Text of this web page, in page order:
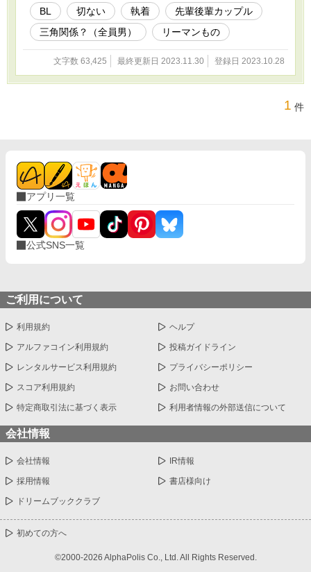
BL 切ない 執着
先輩後輩カップル
三角関係？（全員男）
リーマンもの
文字数 63,425 最終更新日 2023.11.30 登録日 2023.10.28
1 件
アプリ一覧
公式SNS一覧
ご利用について
利用規約 ヘルプ
アルファコイン利用規約 投稿ガイドライン
レンタルサービス利用規約 プライバシーポリシー
スコア利用規約 お問い合わせ
特定商取引法に基づく表示 利用者情報の外部送信について
会社情報
会社情報 IR情報
採用情報 書店様向け
ドリームブッククラブ
初めての方へ
©2000-2026 AlphaPolis Co., Ltd. All Rights Reserved.